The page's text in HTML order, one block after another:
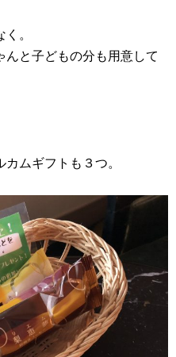
。
と子どもの分も用意して
ムギフトも３つ。